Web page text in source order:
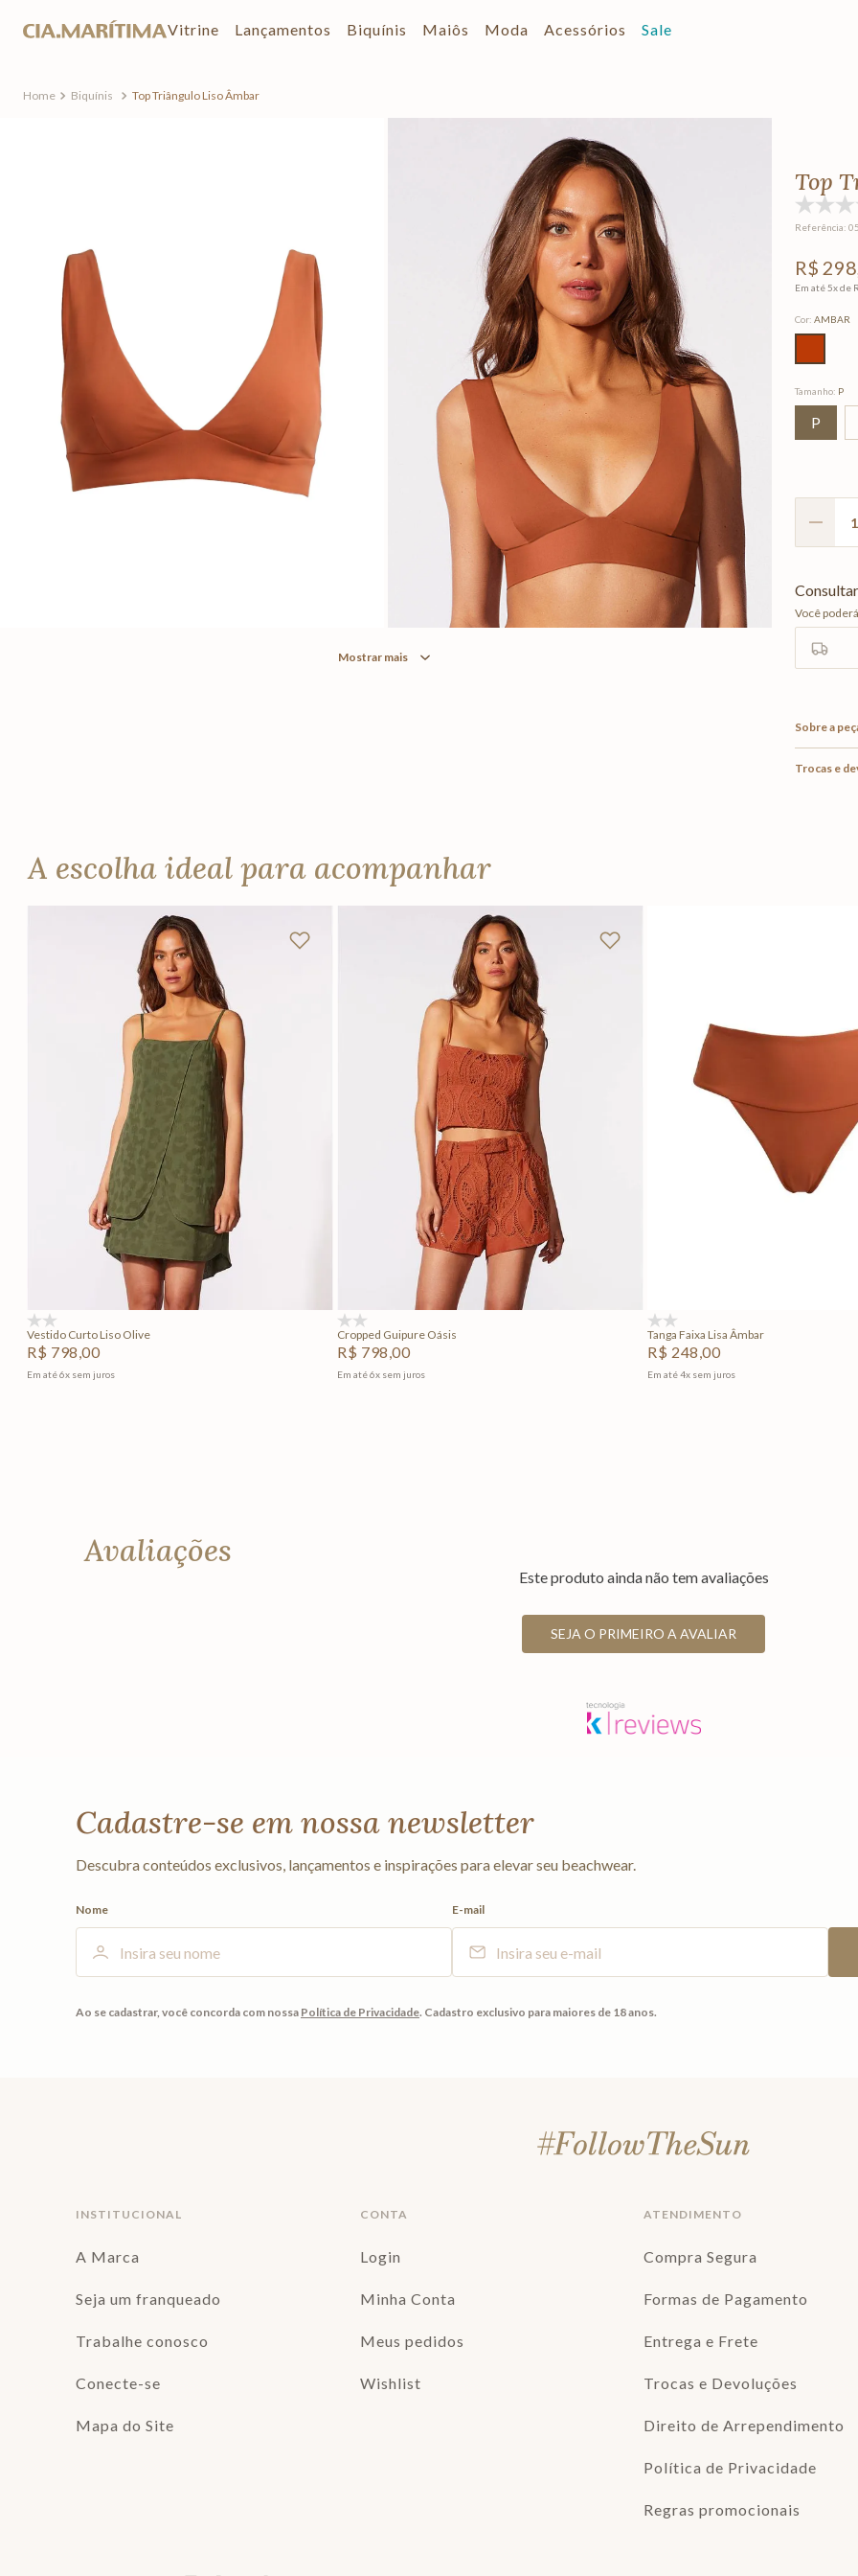
Vitrine Lançamentos Biquínis Maiôs Moda Acessórios Sale
Biquínis Top Triângulo Liso Âmbar
Mostrar mais
Top
Referência:
R$ 298
Em até 5x de
Cor: AMBAR
Tamanho: P
P
Sobre a
Trocas e
A escolha ideal para acompanhar
PP M
Adicionar na sacola
Vestido Curto Liso Olive
R$ 798,00
Em até6x sem juros
P M G
Adicionar na sacola
Cropped Guipure Oásis
R$ 798,00
Em até6x sem juros
Tanga Faixa Lisa Âmbar
R$ 248,00
Em até4x sem juros
Avaliações
Este produto ainda não tem avaliações
SEJA O PRIMEIRO A AVALIAR
Cadastre-se em nossa newsletter
Descubra conteúdos exclusivos, lançamentos e inspirações para elevar seu beachwear.
Nome E-mail
Ao se cadastrar, você concorda com nossa Política de Privacidade. Cadastro exclusivo para maiores de 18 anos.
INSTITUCIONAL
A Marca
Seja um franqueado
Trabalhe conosco
Conecte-se
Mapa do Site
CONTA
Login
Minha Conta
Meus pedidos
Wishlist
ATENDIMENTO
Compra Segura
Formas de Pagamento
Entrega e Frete
Trocas e Devoluções
Direito de Arrependimento
Política de Privacidade
Regras promocionais